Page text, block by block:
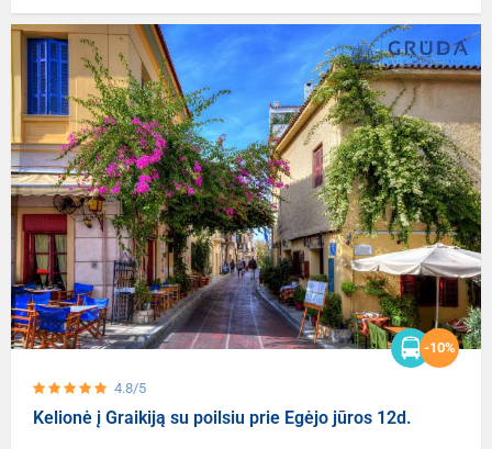
4.8/5
-10%
Kelionė į Graikiją su poilsiu prie Egėjo jūros 12d.